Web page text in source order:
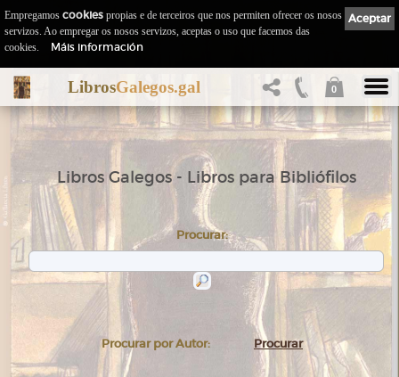
LibrosGalegos.gal 0
Libros Galegos - Libros para Bibliófilos
Procurar:
Procurar por Autor: Procurar
Aceptar
Empregamos cookies propias e de terceiros que nos permiten ofrecer os nosos
servizos. Ao empregar os nosos servizos, aceptas o uso que facemos das
cookies.
Máis información